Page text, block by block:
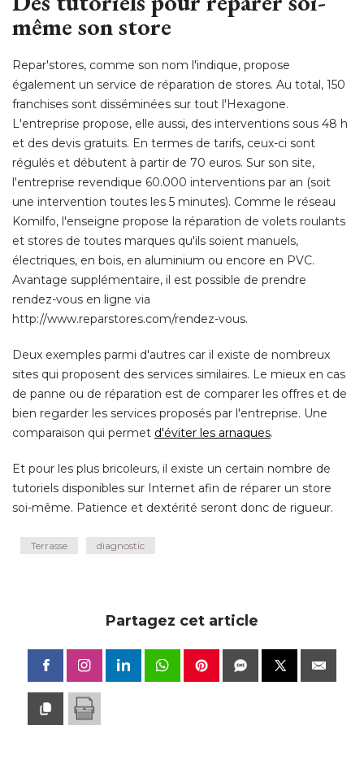
même son store
Repar'stores, comme son nom l'indique, propose
également un service de réparation de stores. Au total, 150
franchises sont disséminées sur tout l'Hexagone.
L'entreprise propose, elle aussi, des interventions sous 48 h
et des devis gratuits. En termes de tarifs, ceux-ci sont
régulés et débutent à partir de 70 euros. Sur son site,
l'entreprise revendique 60.000 interventions par an (soit
une intervention toutes les 5 minutes). Comme le réseau
Komilfo, l'enseigne propose la réparation de volets roulants
et stores de toutes marques qu'ils soient manuels,
électriques, en bois, en aluminium ou encore en PVC.
Avantage supplémentaire, il est possible de prendre
rendez-vous en ligne via
http://www.reparstores.com/rendez-vous.
Deux exemples parmi d'autres car il existe de nombreux
sites qui proposent des services similaires. Le mieux en cas
de panne ou de réparation est de comparer les offres et de
bien regarder les services proposés par l'entreprise. Une
comparaison qui permet d'éviter les arnaques.
Et pour les plus bricoleurs, il existe un certain nombre de
tutoriels disponibles sur Internet afin de réparer un store
soi-même. Patience et dextérité seront donc de rigueur.
Terrasse diagnostic
Partagez cet article